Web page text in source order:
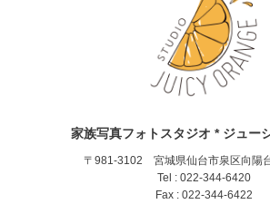
家族写真フォトスタジオ * ジュー
〒981-3102 宮城県仙台市泉区向陽
Tel : 022-344-6420
Fax : 022-344-6422